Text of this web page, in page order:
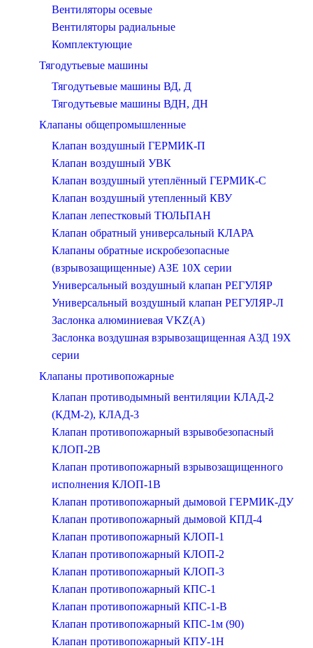
Вентиляторы осевые
Вентиляторы радиальные
Комплектующие
Тягодутьевые машины
Тягодутьевые машины ВД, Д
Тягодутьевые машины ВДН, ДН
Клапаны общепромышленные
Клапан воздушный ГЕРМИК-П
Клапан воздушный УВК
Клапан воздушный утеплённый ГЕРМИК-С
Клапан воздушный утепленный КВУ
Клапан лепестковый ТЮЛЬПАН
Клапан обратный универсальный КЛАРА
Клапаны обратные искробезопасные
(взрывозащищенные) АЗЕ 10Х серии
Универсальный воздушный клапан РЕГУЛЯР
Универсальный воздушный клапан РЕГУЛЯР-Л
Заслонка алюминиевая VKZ(А)
Заслонка воздушная взрывозащищенная АЗД 19X
серии
Клапаны противопожарные
Клапан противодымный вентиляции КЛАД-2
(КДМ-2), КЛАД-3
Клапан противопожарный взрывобезопасный
КЛОП-2В
Клапан противопожарный взрывозащищенного
исполнения КЛОП-1В
Клапан противопожарный дымовой ГЕРМИК-ДУ
Клапан противопожарный дымовой КПД-4
Клапан противопожарный КЛОП-1
Клапан противопожарный КЛОП-2
Клапан противопожарный КЛОП-3
Клапан противопожарный КПС-1
Клапан противопожарный КПС-1-В
Клапан противопожарный КПС-1м (90)
Клапан противопожарный КПУ-1Н